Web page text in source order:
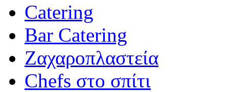
Catering
Bar Catering
Ζαχαροπλαστεία
Chefs στο σπίτι